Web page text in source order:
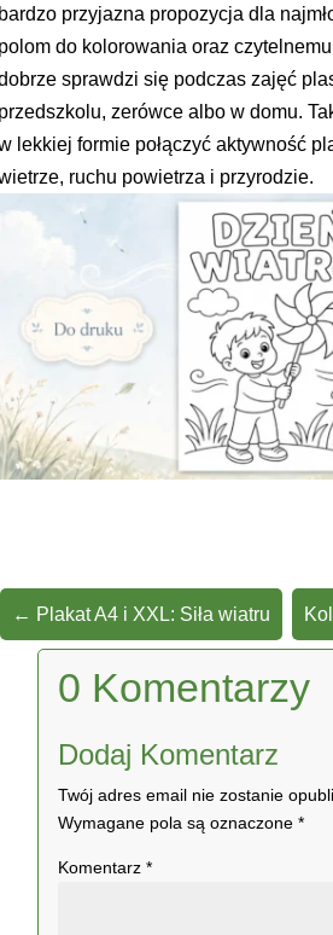
przyjazna propozycja dla
do kolorowania oraz
sprawdzi się podczas zajęć
zerówce albo w domu.
lekkiej formie połączyć aktywność
ruchu powietrza i przyrodzie.
← Plakat A4 i XXL: Siła wiatru
0 Komentarzy
Dodaj Komentarz
Twój adres email nie zostanie
Wymagane pola są oznaczone*
Komentarz*